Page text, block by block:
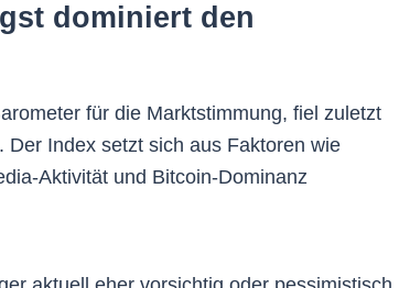
dominiert den
für die Marktstimmung, fiel zuletzt
Der Index setzt sich aus Faktoren wie
Aktivität und Bitcoin-Dominanz